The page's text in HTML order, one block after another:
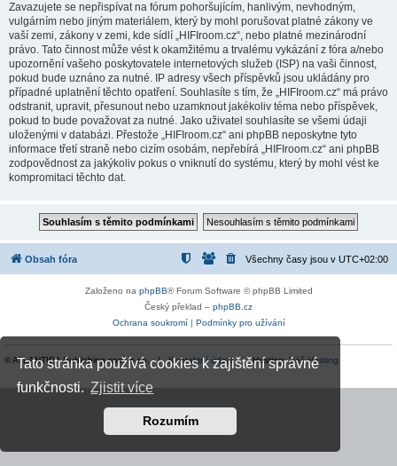
Tato stránka používá cookies k zajištění správné
funkčnosti. Zjistit více
Rozumím
Zavazujete se nepřispívat na fórum pohoršujícím, hanlivým, nevhodným,
vulgárním nebo jiným materiálem, který by mohl porušovat platné zákony ve
vaší zemi, zákony v zemi, kde sídlí „HIFIroom.cz“, nebo platné mezinárodní
právo. Tato činnost může vést k okamžitému a trvalému vykázání z fóra a/nebo
upozornění vašeho poskytovatele internetových služeb (ISP) na vaši činnost,
pokud bude uznáno za nutné. IP adresy všech příspěvků jsou ukládány pro
případné uplatnění těchto opatření. Souhlasíte s tím, že „HIFIroom.cz“ má právo
odstranit, upravit, přesunout nebo uzamknout jakékoliv téma nebo příspěvek,
pokud to bude považovat za nutné. Jako uživatel souhlasíte se všemi údaji
uloženými v databázi. Přestože „HIFIroom.cz“ ani phpBB neposkytne tyto
informace třetí straně nebo cizím osobám, nepřebírá „HIFIroom.cz“ ani phpBB
zodpovědnost za jakýkoliv pokus o vniknutí do systému, který by mohl vést ke
kompromitaci těchto dat.
Obsah fóra Všechny časy jsou v UTC+02:00
Založeno na phpBB® Forum Software © phpBB Limited
Český překlad – phpBB.cz
Ochrana soukromí| Podmínky pro užívání
© ATLANTIDA Publishing spol. s r.o. |Kontaktní údaje| Hosting:Váš Hosting